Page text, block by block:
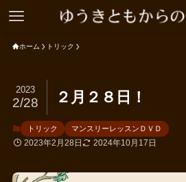
ホーム トリック
２月２８日！
2023
2/28
トリック マンスリーレッスンＤＶＤ
2023年2月28日 2024年10月17日